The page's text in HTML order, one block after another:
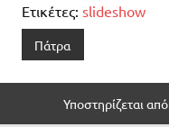
Ετικέτες: slideshow
Πάτρα
Υποστηρίζεται από